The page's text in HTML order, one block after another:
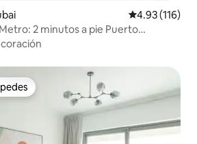
Calificación
4.93 (116)
2 minutos a pie Puerto
a pie